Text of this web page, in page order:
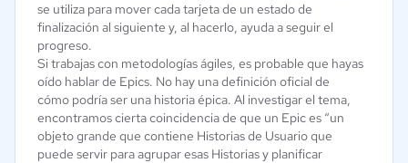
se utiliza para mover cada tarjeta de un estado de
finalización al siguiente y, al hacerlo, ayuda a seguir el
progreso.
Si trabajas con metodologías ágiles, es probable que hayas
oído hablar de Epics. No hay una definición oficial de
cómo podría ser una historia épica. Al investigar el tema,
encontramos cierta coincidencia de que un Epic es “un
objeto grande que contiene Historias de Usuario que
puede servir para agrupar esas Historias y planificar